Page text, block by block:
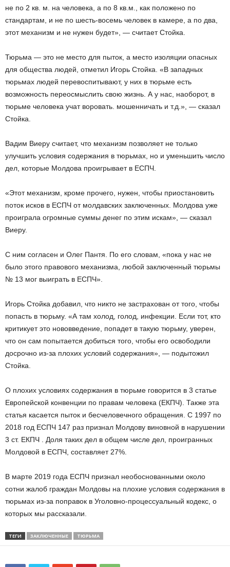
не по 2 кв. м. на человека, а по 8 кв.м., как положено по
стандартам, и не по шесть-восемь человек в камере, а по два,
этот механизм и не нужен будет», — считает Стойка.
Тюрьма — это не место для пыток, а место изоляции опасных
для общества людей, отметил Игорь Стойка. «В западных
тюрьмах людей перевоспитывают, у них в тюрьме есть
возможность переосмыслить свою жизнь. А у нас, наоборот, в
тюрьме человека учат воровать. мошенничать и т.д.», — сказал
Стойка.
Вадим Виеру считает, что механизм позволяет не только
улучшить условия содержания в тюрьмах, но и уменьшить число
дел, которые Молдова проигрывает в ЕСПЧ.
«Этот механизм, кроме прочего, нужен, чтобы приостановить
поток исков в ЕСПЧ от молдавских заключенных. Молдова уже
проиграла огромные суммы денег по этим искам», — сказал
Виеру.
С ним согласен и Олег Пантя. По его словам, «пока у нас не
было этого правового механизма, любой заключенный тюрьмы
№ 13 мог выиграть в ЕСПЧ».
Игорь Стойка добавил, что никто не застрахован от того, чтобы
попасть в тюрьму. «А там холод, голод, инфекции. Если тот, кто
критикует это нововведение, попадет в такую тюрьму, уверен,
что он сам попытается добиться того, чтобы его освободили
досрочно из-за плохих условий содержания», — подытожил
Стойка.
О плохих условиях содержания в тюрьме говорится в 3 статье
Европейской конвенции по правам человека (ЕКПЧ). Также эта
статья касается пыток и бесчеловечного обращения. С 1997 по
2018 год ЕСПЧ 147 раз признал Молдову виновной в нарушении
3 ст. ЕКПЧ . Доля таких дел в общем числе дел, проигранных
Молдовой в ЕСПЧ, составляет 27%.
В марте 2019 года ЕСПЧ признал необоснованными около
сотни жалоб граждан Молдовы на плохие условия содержания в
тюрьмах из-за поправок в Уголовно-процессуальный кодекс, о
которых мы рассказали.
ТЕГИ ЗАКЛЮЧЕННЫЕ ТЮРЬМА